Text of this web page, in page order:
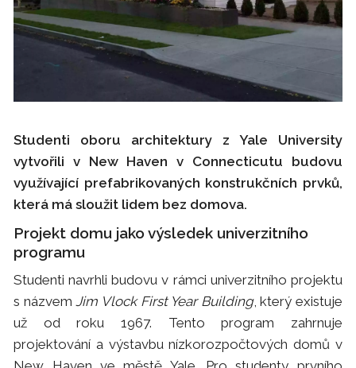
Studenti oboru architektury z Yale University
vytvořili v New Haven v Connecticutu budovu
využívající prefabrikovaných konstrukčních prvků,
která má sloužit lidem bez domova.
Projekt domu jako výsledek univerzitního
programu
Studenti navrhli budovu v rámci univerzitního projektu
s názvemJim Vlock First Year Building, který existuje
už od roku 1967. Tento program zahrnuje
projektování a výstavbu nízkorozpočtových domů v